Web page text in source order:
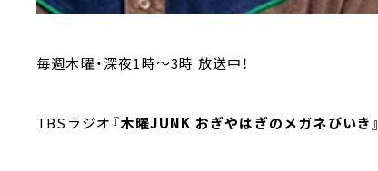
毎週木曜・深夜1時～3時 放送中！
TBSラジオ 『木曜JUNK おぎやはぎのメガネびいき』